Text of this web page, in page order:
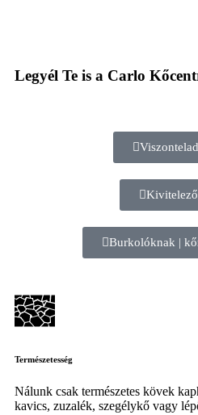
Legyél Te is a Carlo
Burkolóknak |
Természetesség
Nálunk csak természetes kövek
kavics, zuzalék, szegélykő vagy